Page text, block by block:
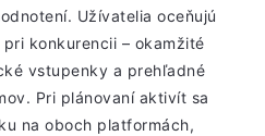
Užívatelia oceňujú
konkurencii – okamžité
vstupenky a prehľadné
Pri plánovaní aktivít sa
na oboch platformách,